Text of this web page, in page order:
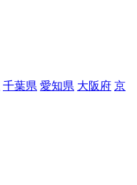
千葉県 愛知県 大阪府 京